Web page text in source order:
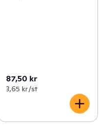
87,50 kr
3,65 kr /st